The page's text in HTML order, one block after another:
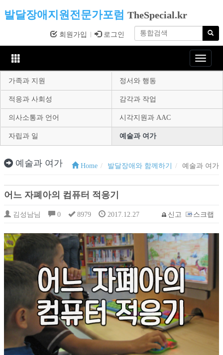
발달장애지원전문가포럼 TheSpecial.kr
회원가입 로그인
Toggle
가족과 지원
정서와 행동
적응과 사회성 감각과 작업
의사소통과 언어 시각지원과 AAC
자립과 일 예술과 여가
예술과 여가 Home 발달장애와 함께하기 예술과 여가
어느 자폐아의 컴퓨터 적응기
김성남님 0 8979 2017.12.27 신고 스크랩